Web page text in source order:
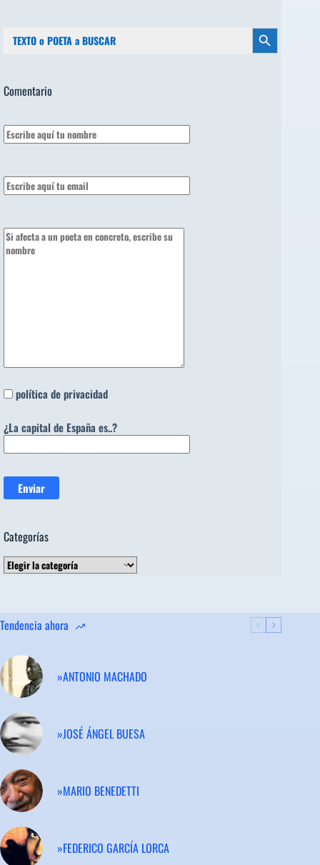
Botón de búsqueda
Comentario
política de privacidad
¿La capital de España es..?
Categorías
Categorías
Tendencia ahora
»ANTONIO MACHADO
»JOSÉ ÁNGEL BUESA
»MARIO BENEDETTI
»FEDERICO GARCÍA LORCA